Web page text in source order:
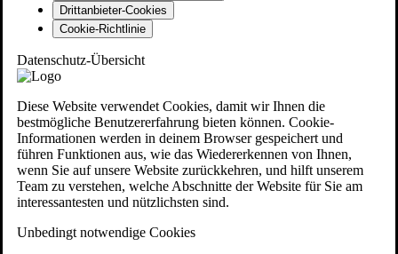
Drittanbieter-Cookies
Cookie-Richtlinie
Datenschutz-Übersicht
Diese Website verwendet Cookies, damit wir Ihnen die
bestmögliche Benutzererfahrung bieten können. Cookie-
Informationen werden in deinem Browser gespeichert und
führen Funktionen aus, wie das Wiedererkennen von Ihnen,
wenn Sie auf unsere Website zurückkehren, und hilft unserem
Team zu verstehen, welche Abschnitte der Website für Sie am
interessantesten und nützlichsten sind.
Unbedingt notwendige Cookies